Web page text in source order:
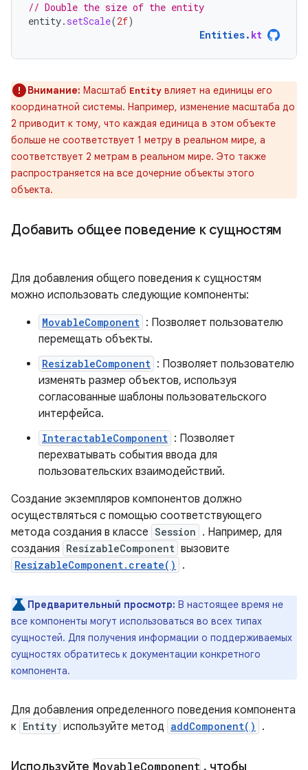
// Double the size of the entity
entity. setScale(2f)
Entities. kt
Внимание: Масштаб Entity влияет на единицы его
координатной системы. Например, изменение масштаба до
2 приводит к тому, что каждая единица в этом объекте
больше не соответствует 1 метру в реальном мире, а
соответствует 2 метрам в реальном мире. Это также
распространяется на все дочерние объекты этого
объекта.
Добавить общее поведение к сущностям
Для добавления общего поведения к сущностям
можно использовать следующие компоненты:
MovableComponent : Позволяет пользователю
перемещать объекты.
ResizableComponent : Позволяет пользователю
изменять размер объектов, используя
согласованные шаблоны пользовательского
интерфейса.
InteractableComponent : Позволяет
перехватывать события ввода для
пользовательских взаимодействий.
Создание экземпляров компонентов должно
осуществляться с помощью соответствующего
метода создания в классе Session . Например, для
создания ResizableComponent вызовите
ResizableComponent.create() .
Предварительный просмотр: В настоящее время не
все компоненты могут использоваться во всех типах
сущностей. Для получения информации о поддерживаемых
сущностях обратитесь к документации конкретного
компонента.
Для добавления определенного поведения компонента
к Entity используйте метод addComponent() .
Используйте MovableComponent , чтобы